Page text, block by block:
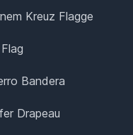
Kreuz Flagge
Bandera
Drapeau